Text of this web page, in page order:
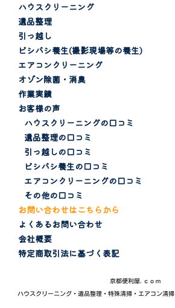
ハウスクリーニング
遺品整理
引っ越し
ビシバシ養生(撮影現場等の養生)
エアコンクリーニング
オゾン除菌・消臭
作業実績
お客様の声
ハウスクリーニングの口コミ
遺品整理の口コミ
引っ越しの口コミ
ビシバシ養生の口コミ
エアコンクリーニングの口コミ
その他の口コミ
お問い合わせはこちらから
よくあるお問い合わせ
会社概要
特定商取引法に基づく表記
京都便利屋.ｃｏｍ
ハウスクリーニング ・ 遺品整理・特殊清掃 ・ エアコン清掃